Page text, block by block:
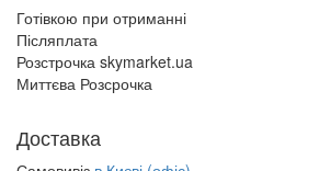
Готівкою при отриманні
Післяплата
Розстрочка skymarket.ua
Миттєва Розсрочка
Доставка